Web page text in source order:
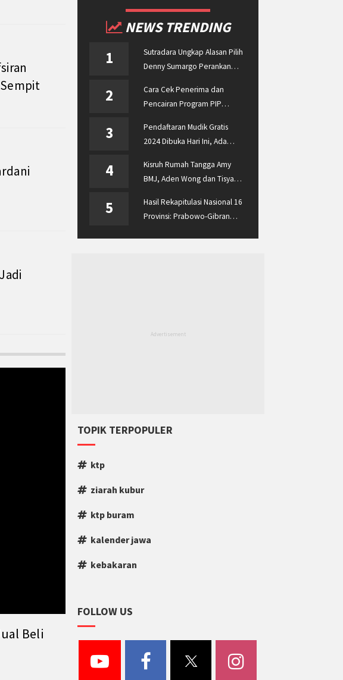
Beli
NEWS TRENDING
1
Sutradara Ungkap Alasan Pilih
Denny Sumargo Perankan
2
Cara Cek Penerima dan
Pencairan Program PIP
pip.kemdikbud.go.id
3
Pendaftaran Mudik Gratis
2024 Dibuka Hari Ini, Ada
Jateng dan Dishub Jatim
4
Kisruh Rumah Tangga Amy
BMJ, Aden Wong dan Tisya
Malaysia dan Singapura
5
Hasil Rekapitulasi Nasional 16
Provinsi: Prabowo-Gibran
TOPIK TERPOPULER
ktp
ziarah kubur
ktp buram
kalender jawa
kebakaran
FOLLOW US